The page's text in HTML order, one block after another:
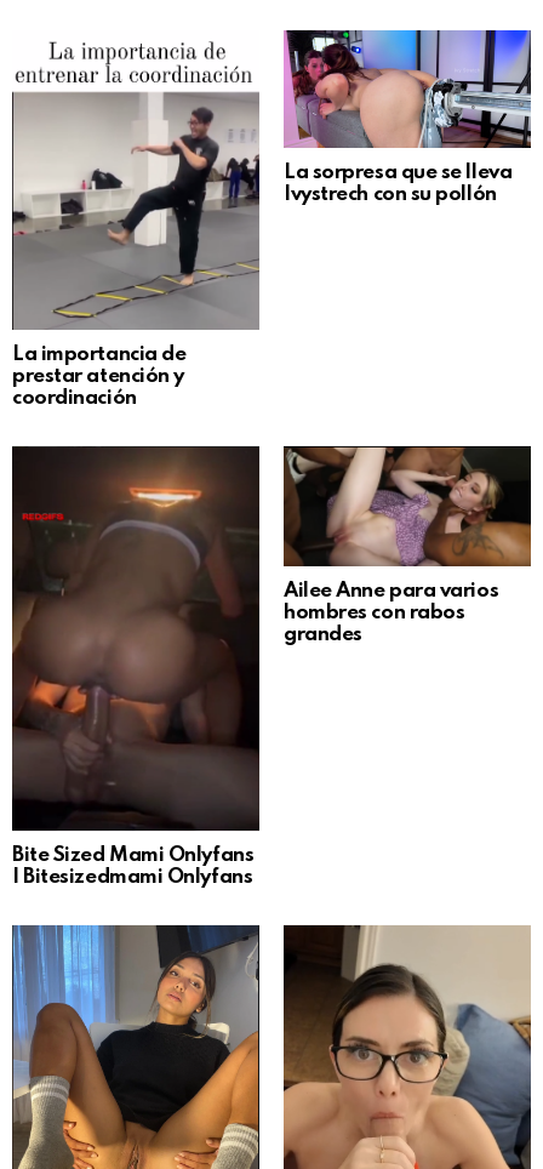
La importancia de
prestar atención y
coordinación
La sorpresa que se lleva
Ivystrech con su pollón
Bite Sized Mami Onlyfans
| Bitesizedmami Onlyfans
Ailee Anne para varios
hombres con rabos
grandes